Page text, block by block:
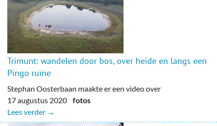
Welzijn & Maatschappij
Bedrijven
Prikbord & Aanbiedingen
Plaats bericht
Trimunt: wandelen door bos, over heide en langs een
Pingo ruïne
Stephan Oosterbaan maakte er een video over
17 augustus 2020 fotos
Lees verder →